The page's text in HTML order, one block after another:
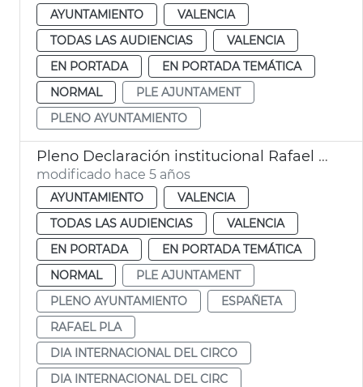
AYUNTAMIENTO
VALENCIA
TODAS LAS AUDIENCIAS
VALENCIA
EN PORTADA
EN PORTADA TEMÁTICA
NORMAL
PLE AJUNTAMENT
PLENO AYUNTAMIENTO
Pleno Declaración institucional Rafael Pla y Españeta
modificado hace 5 años
AYUNTAMIENTO
VALENCIA
TODAS LAS AUDIENCIAS
VALENCIA
EN PORTADA
EN PORTADA TEMÁTICA
NORMAL
PLE AJUNTAMENT
PLENO AYUNTAMIENTO
ESPAÑETA
RAFAEL PLA
DIA INTERNACIONAL DEL CIRCO
DIA INTERNACIONAL DEL CIRC